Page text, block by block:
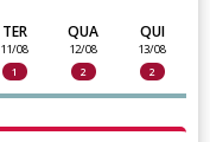
TER
11/08
1
QUA
12/08
2
QUI
13/08
2